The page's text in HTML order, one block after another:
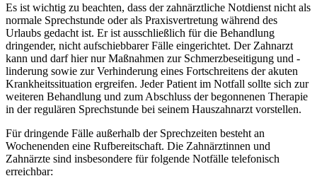
Es ist wichtig zu beachten, dass der zahnärztliche Notdienst nicht als
normale Sprechstunde oder als Praxisvertretung während des
Urlaubs gedacht ist. Er ist ausschließlich für die Behandlung
dringender, nicht aufschiebbarer Fälle eingerichtet. Der Zahnarzt
kann und darf hier nur Maßnahmen zur Schmerzbeseitigung und -
linderung sowie zur Verhinderung eines Fortschreitens der akuten
Krankheitssituation ergreifen. Jeder Patient im Notfall sollte sich zur
weiteren Behandlung und zum Abschluss der begonnenen Therapie
in der regulären Sprechstunde bei seinem Hauszahnarzt vorstellen.
Für dringende Fälle außerhalb der Sprechzeiten besteht an
Wochenenden eine Rufbereitschaft. Die Zahnärztinnen und
Zahnärzte sind insbesondere für folgende Notfälle telefonisch
erreichbar: